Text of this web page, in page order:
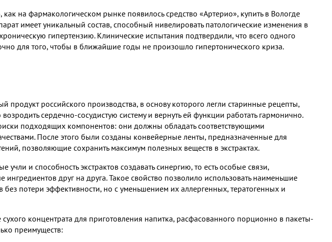
как на фармакологическом рынке появилось средство «Артерио», купить в Вологде
имеет уникальный состав, способный нивелировать патологические изменения в
гипертензию. Клинические испытания подтвердили, что всего одного
для того, чтобы в ближайшие годы не произошло гипертонического криза.
продукт российского производства, в основу которого легли старинные рецепты,
сердечно-сосудистую систему и вернуть ей функции работать гармонично.
подходящих компонентов: они должны обладать соответствующими
После этого были созданы конвейерные ленты, предназначенные для
позволяющие сохранить максимум полезных веществ в экстрактах.
и способность экстрактов создавать синергию, то есть особые связи,
друг на друга. Такое свойство позволило использовать наименьшие
без потери эффективности, но с уменьшением их аллергенных, тератогенных и
концентрата для приготовления напитка, расфасованного порционно в пакеты-
преимуществ: